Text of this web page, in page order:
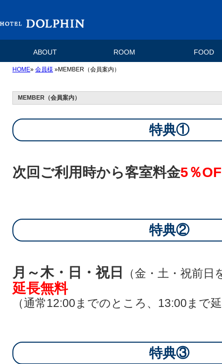
ABOUT ROOM FOOD
HOME» 会員様 »MEMBER（会員案内）
MEMBER（会員案内）
特典①
次回ご利用時から客室料金5％
特典②
月～木・日・祝日 （金・土・祝前日
延長無料
（通常12:00までのところ、13:00まで
特典③